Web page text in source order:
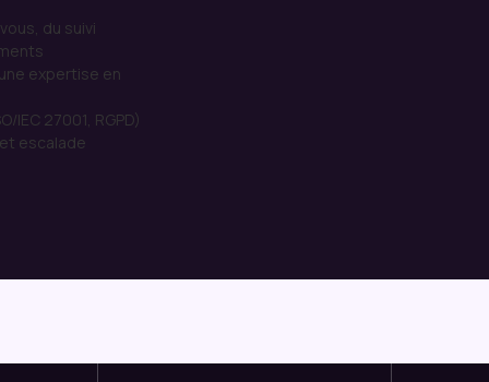
du suivi
expertise en
IEC 27001, RGPD)
escalade